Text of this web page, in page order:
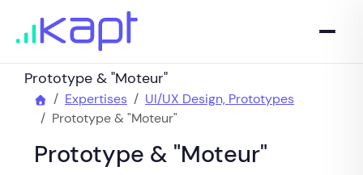
Prototype & "Moteur"
Expertises
UI/UX Design, Prototypes
Prototype & "Moteur"
Prototype & "Moteur"